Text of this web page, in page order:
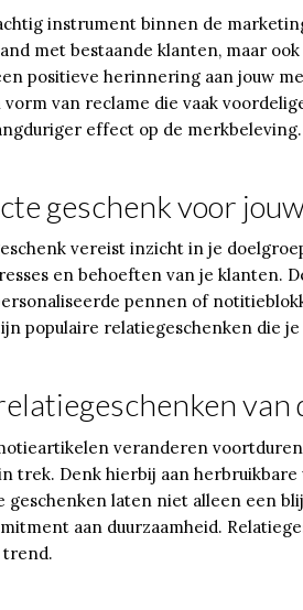
instrument binnen de
met bestaande klanten, maar
positieve herinnering aan jouw
van reclame die vaak
effect op de merkbeleving.
geschenk voor
vereist inzicht in je
en behoeften van je klanten.
pennen of
populaire relatiegeschenken die
van
veranderen
trek. Denk hierbij aan
geschenken laten niet alleen een
aan duurzaamheid.
trend.